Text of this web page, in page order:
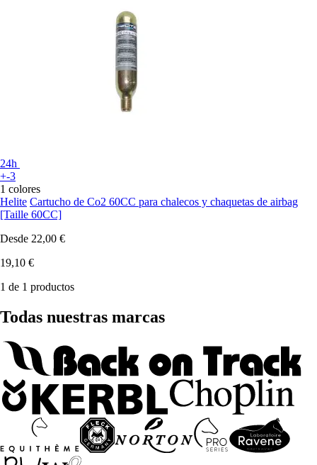
24h
+-3
1 colores
Helite Cartucho de Co2 60CC para chalecos y chaquetas de airbag
[Taille 60CC]
Desde 22,00 €
19,10 €
1 de 1 productos
Todas nuestras marcas